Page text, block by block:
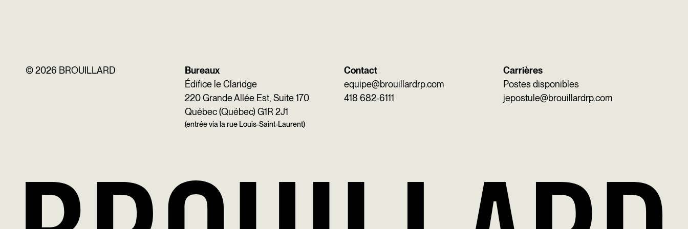
©2026 BROUILLARD
Bureaux
Édifice le Claridge
220 Grande Allée Est, Suite 170
Québec (Québec) G1R 2J1
(entrée via la rue Louis-Saint-Laurent)
Contact
equipe@brouillardrp.com
418 682-6111
Carrières
Postes disponibles
jepostule@brouillardrp.com